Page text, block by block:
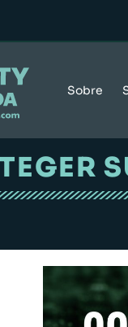
Sobre